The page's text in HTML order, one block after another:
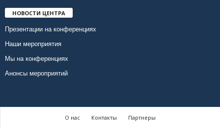
НОВОСТИ ЦЕНТРА
Презентации на конференциях
Наши мероприятия
Мы на конференциях
Анонсы мероприятий
О нас Контакты Партнеры